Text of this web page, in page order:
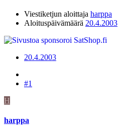
Viestiketjun aloittaja harppa
Aloituspäivämäärä 20.4.2003
20.4.2003
#1
H
harppa